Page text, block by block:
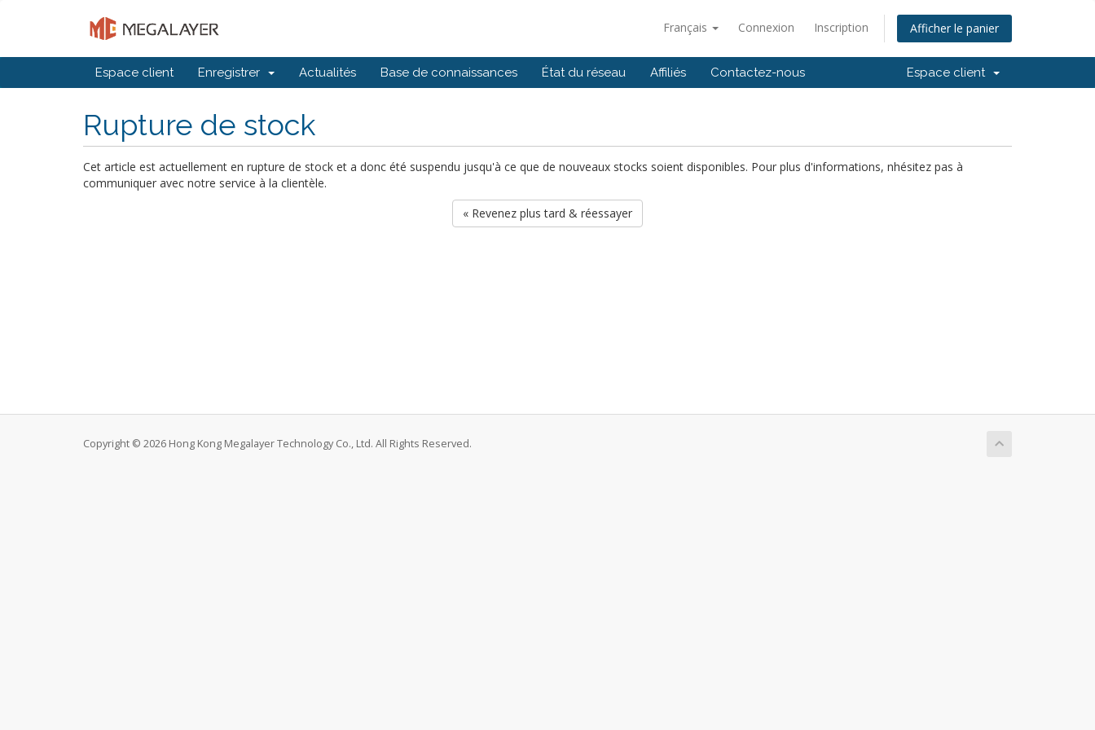
Français Connexion Inscription Afficher le panier
Espace client Enregistrer Actualités Base de connaissances État du réseau Affiliés Contactez-nous Espace client
Rupture de stock
Cet article est actuellement en rupture de stock et a donc été suspendu jusqu'à ce que de nouveaux stocks soient disponibles. Pour plus d'informations, nhésitez pas à
communiquer avec notre service à la clientèle.
« Revenez plus tard & réessayer
Copyright © 2026 Hong Kong Megalayer Technology Co., Ltd. All Rights Reserved.